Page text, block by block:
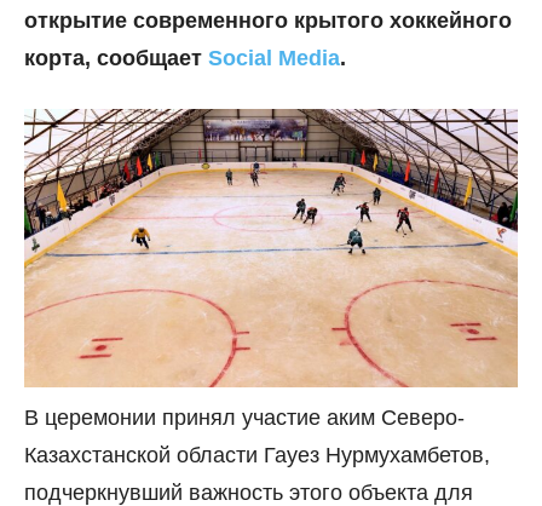
открытие современного крытого хоккейного
корта, сообщает Social Media.
В церемонии принял участие аким Северо-
Казахстанской области Гауез Нурмухамбетов,
подчеркнувший важность этого объекта для